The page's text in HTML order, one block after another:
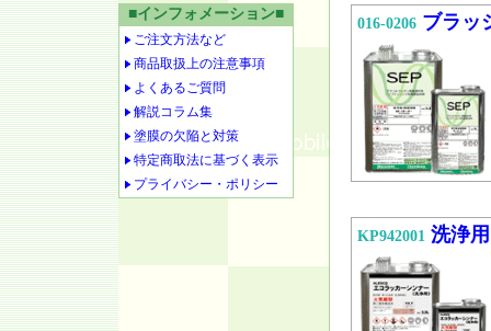
■インフォメーション■
ご注文方法など
商品取扱上の注意事項
よくあるご質問
解説コラム集
塗膜の欠陥と対策
特定商取法に基づく表示
プライバシー・ポリシー
016-0206ブラッ
KP942001洗浄用